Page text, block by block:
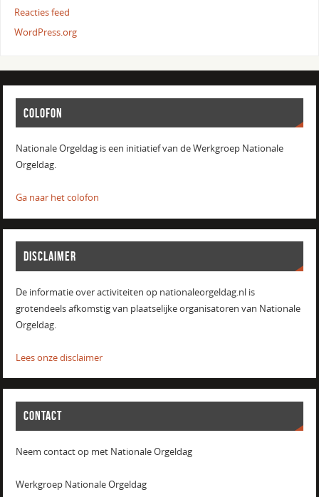
Reacties feed
WordPress.org
COLOFON
Nationale Orgeldag is een initiatief van de Werkgroep Nationale
Orgeldag.
Ga naar het colofon
DISCLAIMER
De informatie over activiteiten op nationaleorgeldag.nl is
grotendeels afkomstig van plaatselijke organisatoren van Nationale
Orgeldag.
Lees onze disclaimer
CONTACT
Neem contact op met Nationale Orgeldag
Werkgroep Nationale Orgeldag